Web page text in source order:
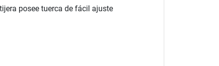
posee tuerca de fácil ajuste